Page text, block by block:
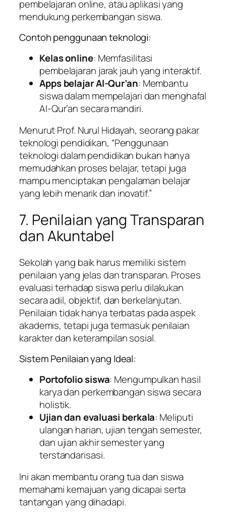
pembelajaran online, atau aplikasi yang
mendukung perkembangan siswa.
Contoh penggunaan teknologi:
Kelas online: Memfasilitasi
pembelajaran jarak jauh yang interaktif.
Apps belajar Al-Qur’an: Membantu
siswa dalam mempelajari dan menghafal
Al-Qur’an secara mandiri.
Menurut Prof. Nurul Hidayah, seorang pakar
teknologi pendidikan, “Penggunaan
teknologi dalam pendidikan bukan hanya
memudahkan proses belajar, tetapi juga
mampu menciptakan pengalaman belajar
yang lebih menarik dan inovatif.”
7. Penilaian yang Transparan
dan Akuntabel
Sekolah yang baik harus memiliki sistem
penilaian yang jelas dan transparan. Proses
evaluasi terhadap siswa perlu dilakukan
secara adil, objektif, dan berkelanjutan.
Penilaian tidak hanya terbatas pada aspek
akademis, tetapi juga termasuk penilaian
karakter dan keterampilan sosial.
Sistem Penilaian yang Ideal:
Portofolio siswa: Mengumpulkan hasil
karya dan perkembangan siswa secara
holistik.
Ujian dan evaluasi berkala: Meliputi
ulangan harian, ujian tengah semester,
dan ujian akhir semester yang
terstandarisasi.
Ini akan membantu orang tua dan siswa
memahami kemajuan yang dicapai serta
tantangan yang dihadapi.